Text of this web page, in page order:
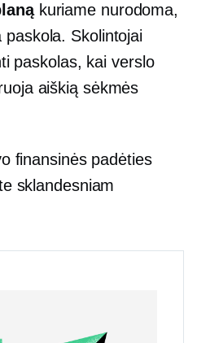
kuriame nurodoma,
paskola. Skolintojai
paskolas, kai verslo
aiškią sėkmės
finansinės padėties
sklandesniam